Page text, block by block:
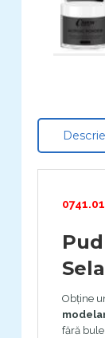
Sela
Obține
fără